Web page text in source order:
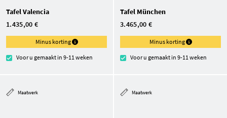
Tafel Valencia
1.435,00 €
Minus korting
Voor u gemaakt in 9-11 weken
Tafel München
3.465,00 €
Minus korting
Voor u gemaakt in 9-11 weken
Maatwerk Maatwerk